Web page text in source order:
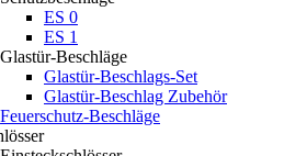
ES 0
ES 1
Glastür-Beschläge
Glastür-Beschlags-Set
Glastür-Beschlag Zubehör
Feuerschutz-Beschläge